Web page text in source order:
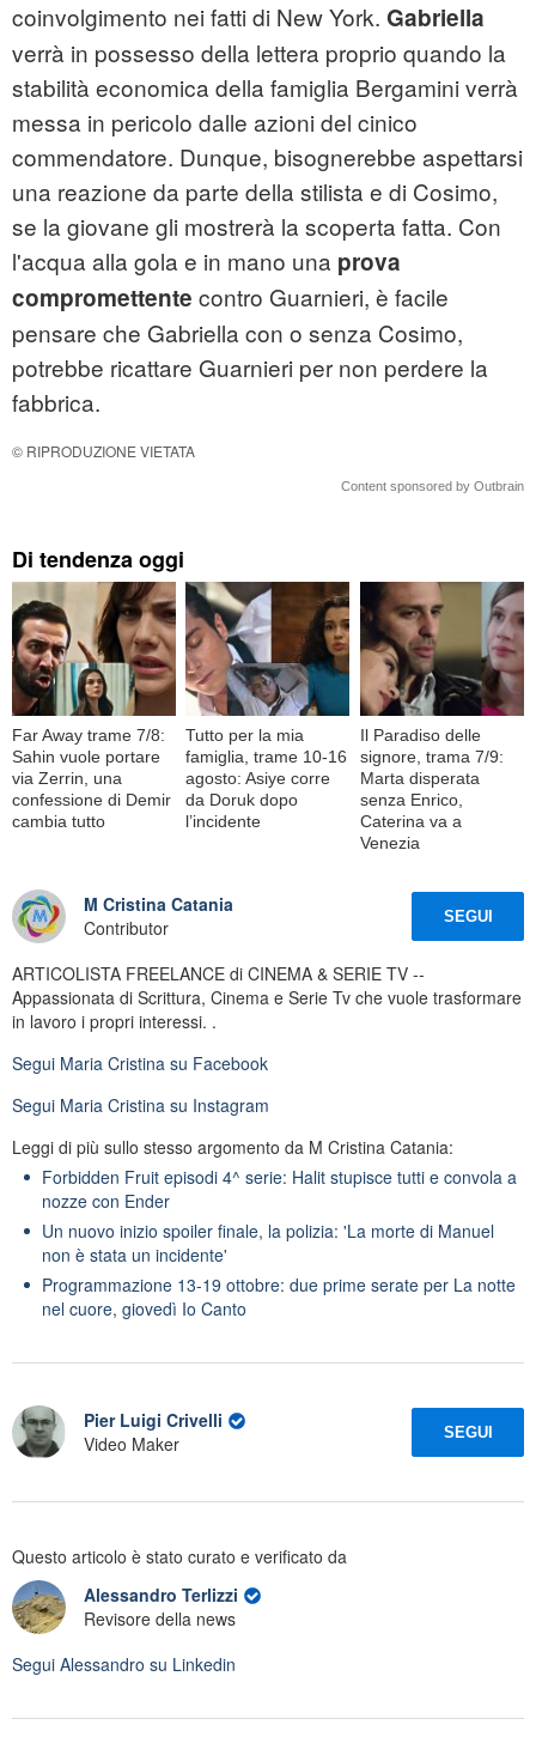
coinvolgimento nei fatti di New York. Gabriella
verrà in possesso della lettera proprio quando la
stabilità economica della famiglia Bergamini verrà
messa in pericolo dalle azioni del cinico
commendatore. Dunque, bisognerebbe aspettarsi
una reazione da parte della stilista e di Cosimo,
se la giovane gli mostrerà la scoperta fatta. Con
l'acqua alla gola e in mano una prova
compromettente contro Guarnieri, è facile
pensare che Gabriella con o senza Cosimo,
potrebbe ricattare Guarnieri per non perdere la
fabbrica.
© RIPRODUZIONE VIETATA
Content sponsored by Outbrain
Di tendenza oggi
Far Away trame 7/8:
Sahin vuole portare
via Zerrin, una
confessione di Demir
cambia tutto
Tutto per la mia
famiglia, trame 10-16
agosto: Asiye corre
da Doruk dopo
l’incidente
Il Paradiso delle
signore, trama 7/9:
Marta disperata
senza Enrico,
Caterina va a
Venezia
M Cristina Catania
Contributor
SEGUI
ARTICOLISTA FREELANCE di CINEMA & SERIE TV --
Appassionata di Scrittura, Cinema e Serie Tv che vuole trasformare
in lavoro i propri interessi. .
Segui Maria Cristina su Facebook
Segui Maria Cristina su Instagram
Leggi di più sullo stesso argomento da M Cristina Catania:
Forbidden Fruit episodi 4^ serie: Halit stupisce tutti e convola a
nozze con Ender
Un nuovo inizio spoiler finale, la polizia: 'La morte di Manuel
non è stata un incidente'
Programmazione 13-19 ottobre: due prime serate per La notte
nel cuore, giovedì Io Canto
Pier Luigi Crivelli
Video Maker
SEGUI
Questo articolo è stato curato e verificato da
Alessandro Terlizzi
Revisore della news
Segui Alessandro su Linkedin